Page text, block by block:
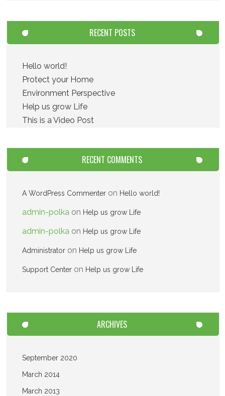
RECENT POSTS
Hello world!
Protect your Home
Environment Perspective
Help us grow Life
This is a Video Post
RECENT COMMENTS
A WordPress Commenter on Hello world!
admin-polka on Help us grow Life
admin-polka on Help us grow Life
Administrator on Help us grow Life
Support Center on Help us grow Life
ARCHIVES
September 2020
March 2014
March 2013